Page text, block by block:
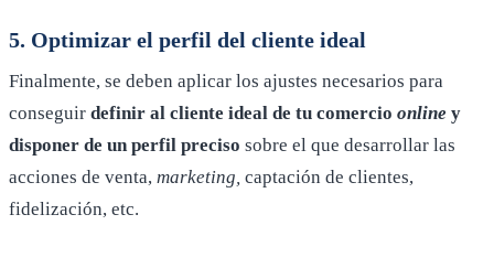
5. Optimizar el perfil del cliente ideal
Finalmente, se deben aplicar los ajustes necesarios para
conseguir definir al cliente ideal de tu comercio online y
disponer de un perfil preciso sobre el que desarrollar las
acciones de venta, marketing, captación de clientes,
fidelización, etc.